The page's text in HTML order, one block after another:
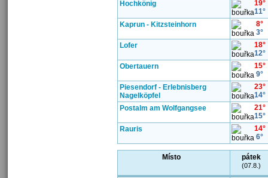
Hochkönig
19°
11°
Kaprun - Kitzsteinhorn
8°
3°
Lofer
18°
12°
Obertauern
15°
9°
Piesendorf - Erlebnisberg
Nagelköpfel
23°
14°
Postalm am Wolfgangsee
21°
15°
Rauris
14°
6°
Místo pátek
(07.8.)